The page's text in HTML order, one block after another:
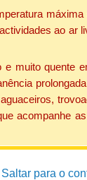
ao ar
muito quente
acompanhe
Saltar para o